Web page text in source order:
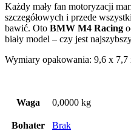
Każdy mały fan motoryzacji
szczegółowych i przede
bawić. Oto BMW M4 Racing
biały model – czy jest
Wymiary opakowania: 9,6 x 7,7
Waga 0,0000 kg
Bohater Brak